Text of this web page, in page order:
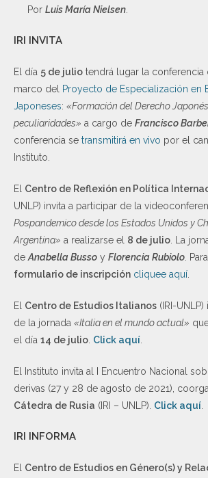
Por Luis María Nielsen
IRI INVITA
El día 5 de julio tendrá lugar la conferencia
marco del
Proyecto de Especialización en
Japoneses: «Formación del Derecho
peculiaridades» a cargo de Francisco
conferencia se transmitirá en vivo por el
Instituto.
El Centro de Reflexión en Política
UNLP) invita a participar de la
Pospandemico desde los Estados Unidos y
Argentina» a realizarse el 8 de julio . La
de Anabella Busso y Florencia Rubiolo .
formulario de inscripción cliquee aquí
El Centro de Estudios Italianos (IRI-
de la jornada «Italia en el mundo actual»
el día 14 de julio Click aquí
El Instituto invita al I Encuentro Nacional
derivas (27 y 28 de agosto de 2021),
Cátedra de Rusia (IRI – UNLP). Click aquí
IRI INFORMA
El Centro de Estudios en Género(s) y